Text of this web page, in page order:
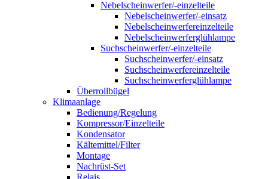
Nebelscheinwerfer/-einzelteile
Nebelscheinwerfer/-einsatz
Nebelscheinwerfereinzelteile
Nebelscheinwerferglühlampe
Suchscheinwerfer/-einzelteile
Suchscheinwerfer/-einsatz
Suchscheinwerfereinzelteile
Suchscheinwerferglühlampe
Überrollbügel
Klimaanlage
Bedienung/Regelung
Kompressor/Einzelteile
Kondensator
Kältemittel/Filter
Montage
Nachrüst-Set
Relais